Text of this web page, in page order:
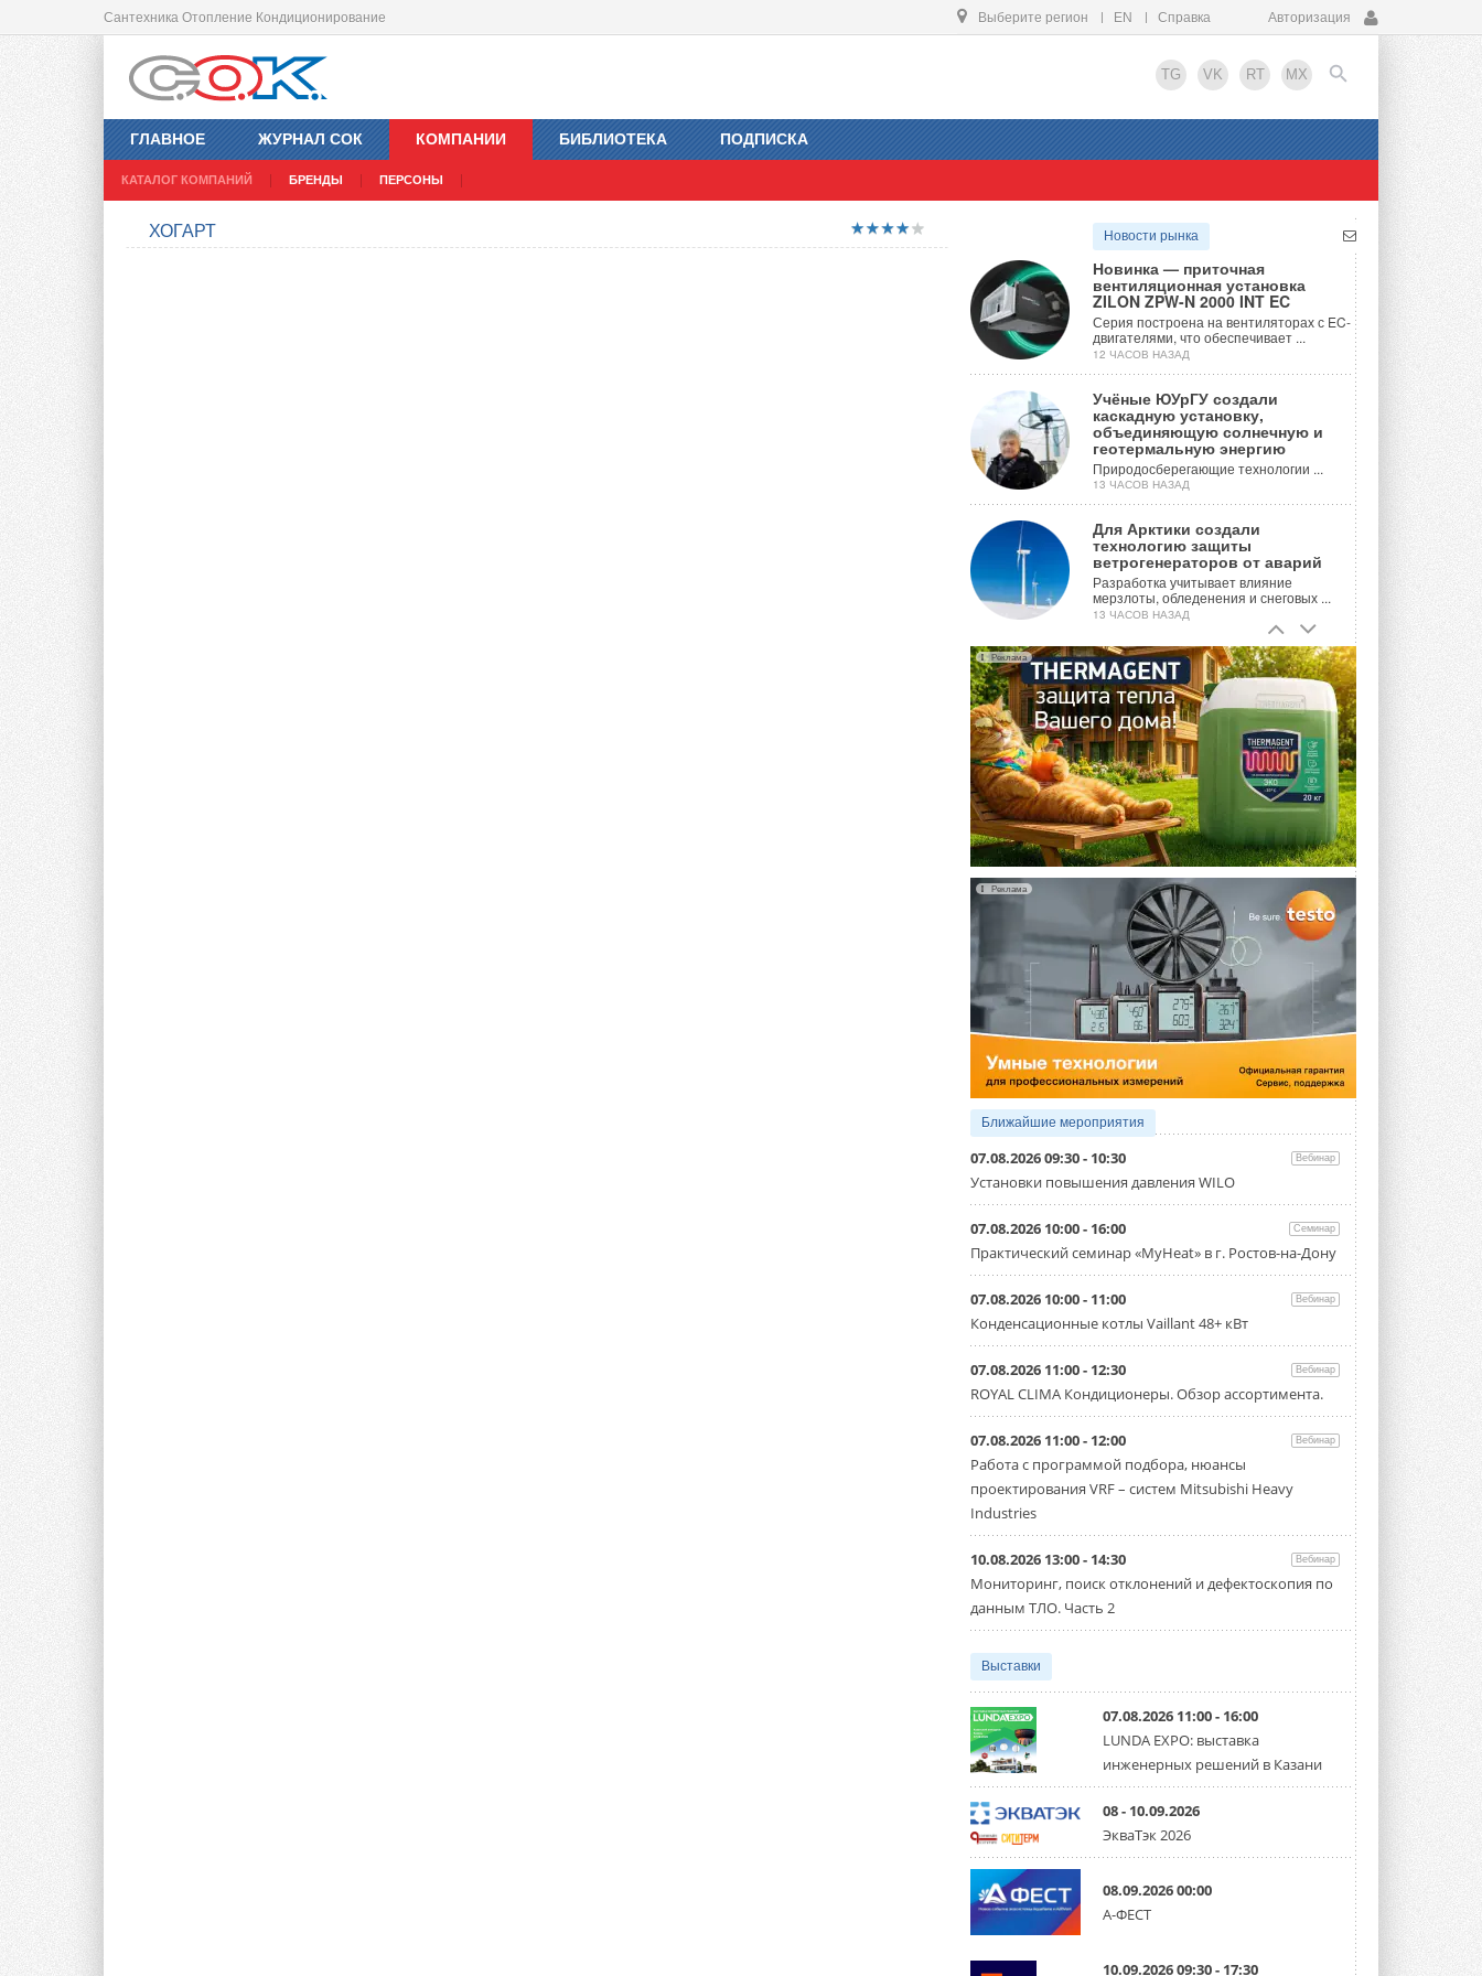
Сантехника Отопление Кондиционирование Выберите регион EN Справка Авторизация
TG VK RT MX
ГЛАВНОЕ ЖУРНАЛ СОК КОМПАНИИ
КАТАЛОГ КОМПАНИЙ БРЕНДЫ ПЕРСОНЫ
БИБЛИОТЕКА ПОДПИСКА
EN
ХОГАРТ Новости рынка
Новинка — приточная
вентиляционная установка
ZILON ZPW-N 2000 INT EC
Серия построена на вентиляторах с EC-
двигателями, что обеспечивает ...
12 ЧАСОВ НАЗАД
Учёные ЮУрГУ создали
каскадную установку,
объединяющую солнечную и
геотермальную энергию
Природосберегающие технологии ...
13 ЧАСОВ НАЗАД
Для Арктики создали
технологию защиты
ветрогенераторов от аварий
Разработка учитывает влияние
мерзлоты, обледенения и снеговых ...
13 ЧАСОВ НАЗАД
Гибридный тепловой насос PV/T
с одним общим испарителем
Исследователи предложили
конструкцию двухисточникового ...
ВЧЕРА
21-й ежегодный форум
«ЦОД-2026»
Мероприятие пройдет 2-3 сентября в
отеле Radisson Slavyanskaya. Форум
посетит более двух тысяч участников ...
ВЧЕРА
Китайская Shenling представила
линейку тепловых насосов
«воздух-вода» на R290
Серия ThermaX R290 All-In-One
включает три модели ...
4 АВГУСТА 2026
Тепловые насосы в связке с
солнечной генерацией и
накопителем снижают
потребление на 60%
Исследователи из Италии установили ...
4 АВГУСТА 2026
«РУСКЛИМАТ Fest 2026» в Уфе
собрал свыше 700 профи
климатической отрасли
Организатором выступил торгово-
производственный холдинг ...
3 АВГУСТА 2026
«Датарк» испытал модульный
ЦОД с плотностью 54 кВт на
стойку
Испытания прошли на собственной
производственной площадке и были ...
3 АВГУСТА 2026
Samsung выпускает VRF-
систему DVM на R32
Линейка включает семь типоразмеров
производительностью от 22,4 до 56 кВт.
«СиСофт Девелопмент» подвел
итоги конкурса студенческих
проектов «ТИМ-лидеры 2026»
«Русклимат» укрепляет
партнёрство за Уралом
Президент Омского землячества в
Москве Михаил Тимошенко посетил
Омск с трёхдневным рабочим визитом ...
31 ИЮЛЯ 2026
Carrier модернизирует
флагманский чиллер AquaEdge
19XR
Чиллер получил новую версию,
работающую на хладагенте R1234ze ...
31 ИЮЛЯ 2026
Mitsubishi расширяет
Реклама
Реклама
Ближайшие мероприятия
07.08.2026 09:30 - 10:30 Вебинар
Установки повышения давления WILO
07.08.2026 10:00 - 16:00 Семинар
Практический семинар «MyHeat» в г. Ростов-на-Дону
07.08.2026 10:00 - 11:00 Вебинар
Конденсационные котлы Vaillant 48+ кВт
07.08.2026 11:00 - 12:30 Вебинар
ROYAL CLIMA Кондиционеры. Обзор ассортимента.
07.08.2026 11:00 - 12:00 Вебинар
Работа с программой подбора, нюансы
проектирования VRF – систем Mitsubishi Heavy
Industries
10.08.2026 13:00 - 14:30 Вебинар
Мониторинг, поиск отклонений и дефектоскопия по
данным ТЛО. Часть 2
Выставки
07.08.2026 11:00 - 16:00
LUNDA EXPO: выставка
инженерных решений в Казани
08 - 10.09.2026
ЭкваТэк 2026
08.09.2026 00:00
А-ФЕСТ
10.09.2026 09:30 - 17:30